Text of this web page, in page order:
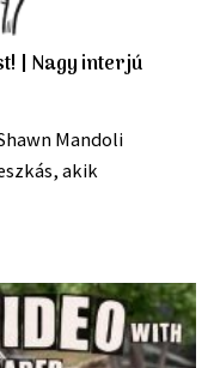
| Nagy interjú
Mandoli
akik